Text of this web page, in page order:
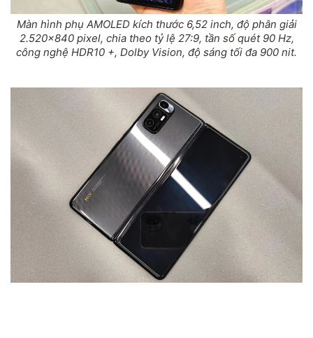
Màn hình phụ AMOLED kích thước 6,52 inch, độ phân giải
2.520x840 pixel, chia theo tỷ lệ 27:9, tần số quét 90 Hz,
công nghệ HDR10 +, Dolby Vision, độ sáng tối đa 900 nit.